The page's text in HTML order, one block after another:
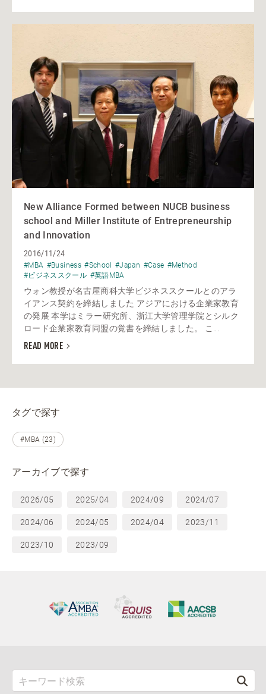
New Alliance Formed between NUCB business
school and Miller Institute of Entrepreneurship
and Innovation
2016/11/24
#MBA #Business #School #Japan #Case #Method
#ビジネススクール #英語MBA
ウォン教授が名古屋商科大学ビジネススクールとのアラ
イアンス契約を締結しました アジアにおける企業家教育
の発展 本学はミラー研究所、浙江大学管理学院とシルク
ロード企業家教育同盟の覚書を締結しました。 こ...
READ MORE
タグで探す
#MBA (23)
アーカイブで探す
2026/05 2025/04 2024/09 2024/07
2024/06 2024/05 2024/04 2023/11
2023/10 2023/09